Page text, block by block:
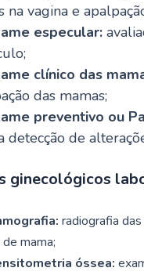
na vagina e
especular:
clínico das
das mamas;
preventivo ou
detecção de
ginecológicos
radiografia
mama;
óssea: